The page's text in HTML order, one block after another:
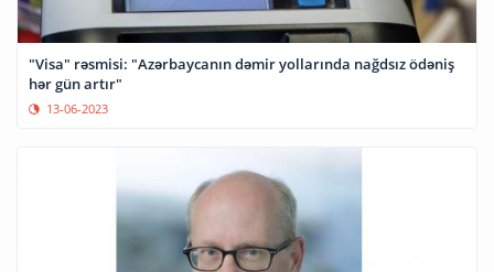
"Visa" rəsmisi: "Azərbaycanın dəmir yollarında nağdsız ödəniş
hər gün artır"
13-06-2023